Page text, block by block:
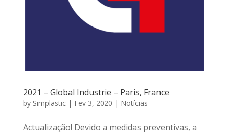
2021 – Global Industrie – Paris, France
by Simplastic| Fev 3, 2020 | Notícias
Actualização! Devido a medidas preventivas, a